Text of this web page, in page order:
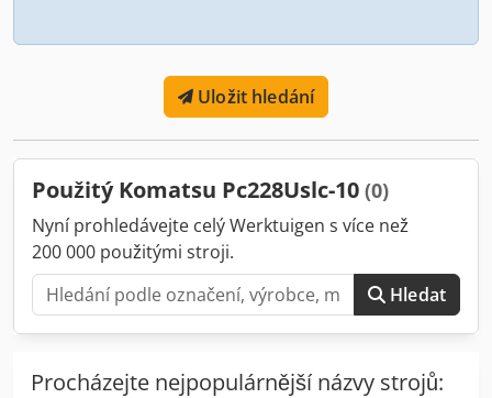
Uložit hledání
Použitý Komatsu Pc228Uslc-10 (0)
Nyní prohledávejte celý Werktuigen s více než
200 000 použitými stroji.
Hledat
Procházejte nejpopulárnější názvy strojů: